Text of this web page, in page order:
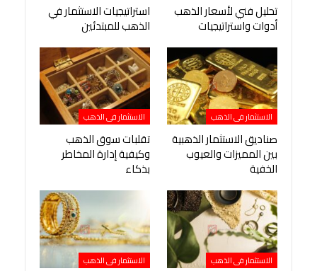
تحليل فني لأسعار الذهب
أدوات واستراتيجيات
استراتيجيات الاستثمار في
الذهب للمبتدئين
الاستثمار فى الذهب
صناديق الاستثمار الذهبية
بين المميزات والعيوب
الخفية
الاستثمار فى الذهب
تقلبات سوق الذهب
وكيفية إدارة المخاطر
بذكاء
الاستثمار فى الذهب الاستثمار فى الذهب